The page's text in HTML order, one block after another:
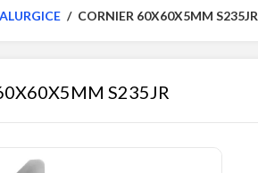
/ CORNIER 60X60X5MM S235JR
S235JR